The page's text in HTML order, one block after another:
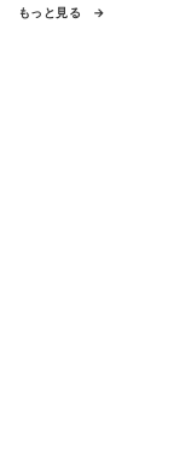
もっと見る